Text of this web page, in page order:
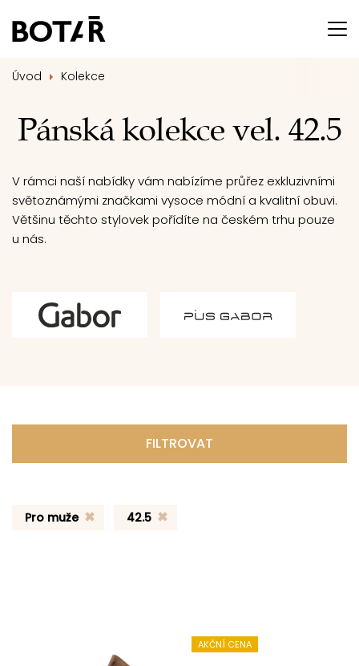
Úvod Kolekce
Pánská kolekce vel. 42.5
V rámci naší nabídky vám nabízíme průřez exkluzivními
světoznámými značkami vysoce módní a kvalitní obuvi.
Většinu těchto stylovek pořídíte na českém trhu pouze
u nás.
FILTROVAT
Pro muže 42.5
AKČNÍ CENA